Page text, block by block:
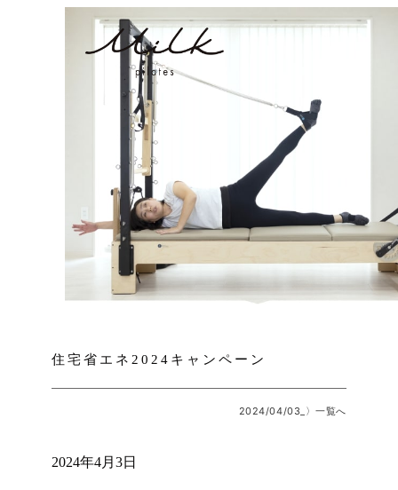
住宅省エネ2024キャンペーン
2024/04/03_〉一覧へ
2024年4月3日